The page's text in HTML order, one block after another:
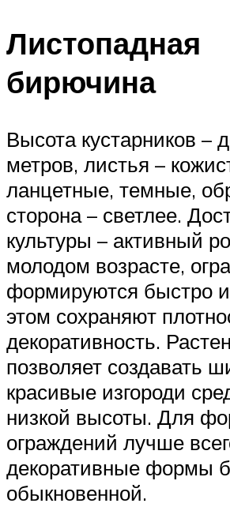
Листопадная
бирючина
Высота кустарников –
метров, листья –
ланцетные, темные,
сторона – светлее.
культуры – активный
молодом возрасте,
формируются быстро и
этом сохраняют
декоративность.
позволяет создавать
красивые изгороди
низкой высоты. Для
ограждений лучше
декоративные формы
обыкновенной.